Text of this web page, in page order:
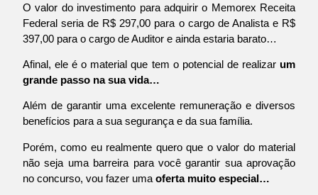
O valor do investimento para adquirir o Memorex Receita
Federal seria de R$ 297,00 para o cargo de Analista e R$
397,00 para o cargo de Auditor e ainda estaria barato…
Afinal, ele é o material que tem o potencial de realizar um
grande passo na sua vida…
Além de garantir uma excelente remuneração e diversos
benefícios para a sua segurança e da sua família.
Porém, como eu realmente quero que o valor do material
não seja uma barreira para você garantir sua aprovação
no concurso, vou fazer uma oferta muito especial…